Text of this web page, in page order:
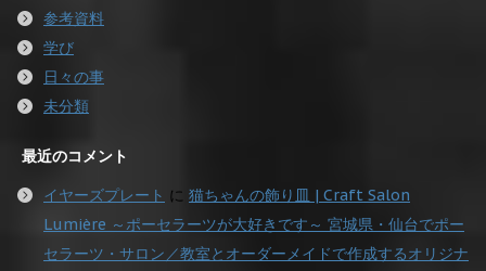
参考資料
学び
日々の事
未分類
最近のコメント
イヤーズプレート に 猫ちゃんの飾り皿 | Craft Salon
Lumière ～ポーセラーツが大好きです～ 宮城県・仙台でポー
セラーツ・サロン／教室とオーダーメイドで作成するオリジナ